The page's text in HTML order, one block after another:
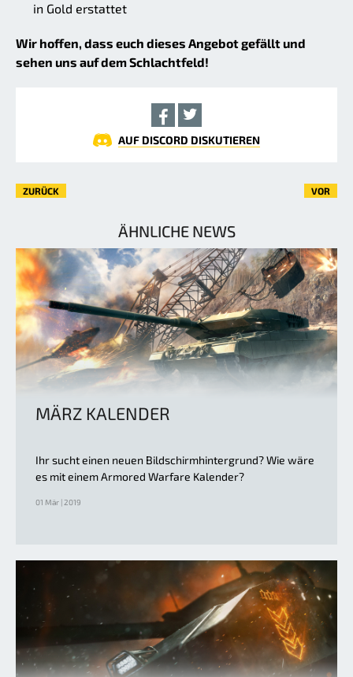
in Gold erstattet
Wir hoffen, dass euch dieses Angebot gefällt und
sehen uns auf dem Schlachtfeld!
AUF DISCORD DISKUTIEREN
ZURÜCK VOR
ÄHNLICHE NEWS
MÄRZ KALENDER
Ihr sucht einen neuen Bildschirmhintergrund? Wie wäre
es mit einem Armored Warfare Kalender?
01 Mär | 2019